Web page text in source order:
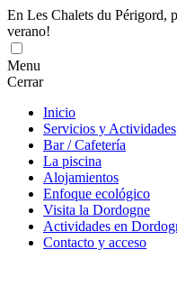
En Les Chalets du Périgord,
verano!
Menu
Cerrar
Inicio
Servicios y Actividades
Bar / Cafetería
La piscina
Alojamientos
Enfoque ecológico
Visita la Dordogne
Actividades en
Contacto y acceso